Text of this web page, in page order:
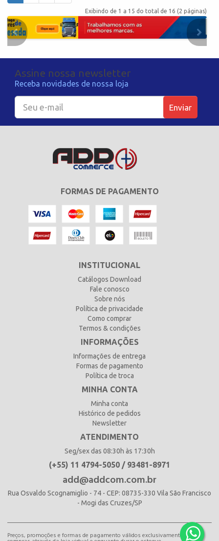
Exibindo de 1 a 15 do total de 16 (2 páginas)
Assine nossa newsletter
Receba novidades de nossa loja
Enviar
FORMAS DE PAGAMENTO
INSTITUCIONAL
Catálogos Download
Fale conosco
Sobre nós
Política de privacidade
Como comprar
Termos & condições
INFORMAÇÕES
Informações de entrega
Formas de pagamento
Política de troca
MINHA CONTA
Minha conta
Histórico de pedidos
Newsletter
ATENDIMENTO
Seg/sex das 08:30h às 17:30h
(+55) 11 4794-5050 / 93481-8971
add@addcom.com.br
Rua Osvaldo Scognamiglio - 74 - CEP: 08735-330 Vila São Francisco
- Mogi das Cruzes/SP
Preços, promoções e formas de pagamento válidos exclusivamente para